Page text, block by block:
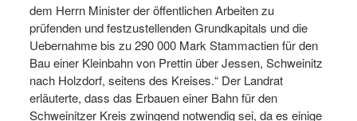
dem Herrn Minister der öffentlichen Arbeiten zu
prüfenden und festzustellenden Grundkapitals und die
Uebernahme bis zu 290 000 Mark Stammactien für den
Bau einer Kleinbahn von Prettin über Jessen, Schweinitz
nach Holzdorf, seitens des Kreises.“ Der Landrat
erläuterte, dass das Erbauen einer Bahn für den
Schweinitzer Kreis zwingend notwendig sei, da es einige